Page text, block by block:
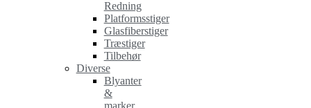
Redning
Platformsstiger
Glasfiberstiger
Træstiger
Tilbehør
Diverse
Blyanter
&